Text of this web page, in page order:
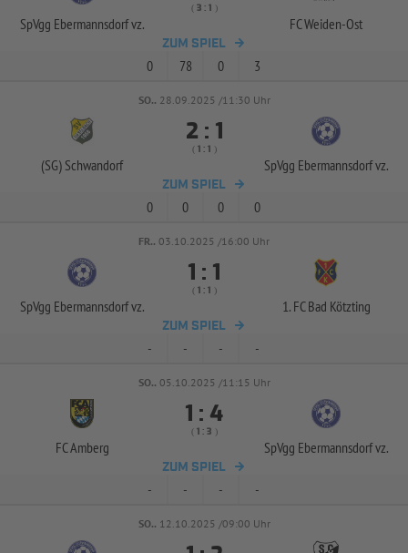
SpVgg Ebermannsdorf vz.
(  :  )
FC Weiden-Ost
ZUM SPIEL
0 78 0 3
SO.. 28.09.2025 /11:30 Uhr
(SG) Schwandorf
 : 
(  :  )
SpVgg Ebermannsdorf vz.
ZUM SPIEL
0 0 0 0
FR.. 03.10.2025 /16:00 Uhr
SpVgg Ebermannsdorf vz.
 : 
(  :  )
1. FC Bad Kötzting
ZUM SPIEL
- - - -
SO.. 05.10.2025 /11:15 Uhr
FC Amberg
 : 
(  :  )
SpVgg Ebermannsdorf vz.
ZUM SPIEL
- - - -
SO.. 12.10.2025 /09:00 Uhr